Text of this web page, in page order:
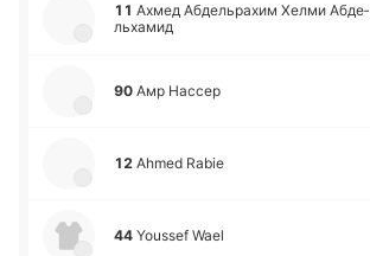
11 Ахмед Абде­льра­хим Хелми Абде­
льха­мид
90 Амр Нассер
12 Ahmed Rabie
44 Youssef Wael